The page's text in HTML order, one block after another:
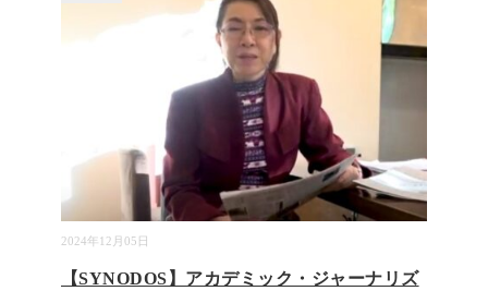
2024年12月05日
【SYNODOS】アカデミック・ジャーナリズ